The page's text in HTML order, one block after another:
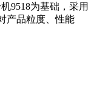
9518为基础，采用
产品粒度、性能